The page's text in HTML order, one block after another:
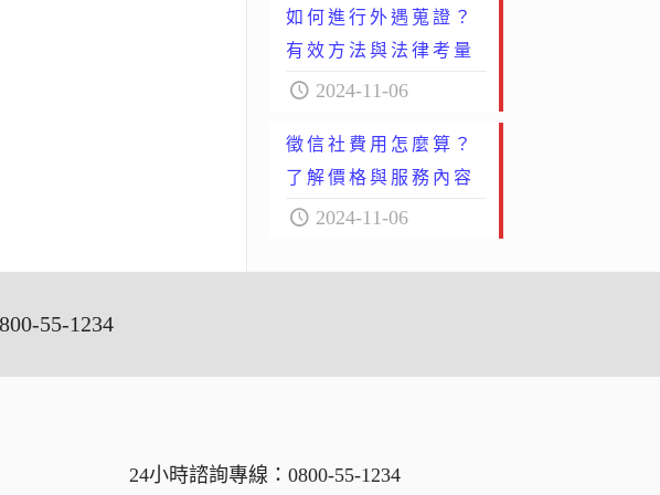
如何進行外遇蒐證？
有效方法與法律考量
2024-11-06
徵信社費用怎麼算？
了解價格與服務內容
2024-11-06
55-1234
24小時諮詢專線： 0800-55-1234